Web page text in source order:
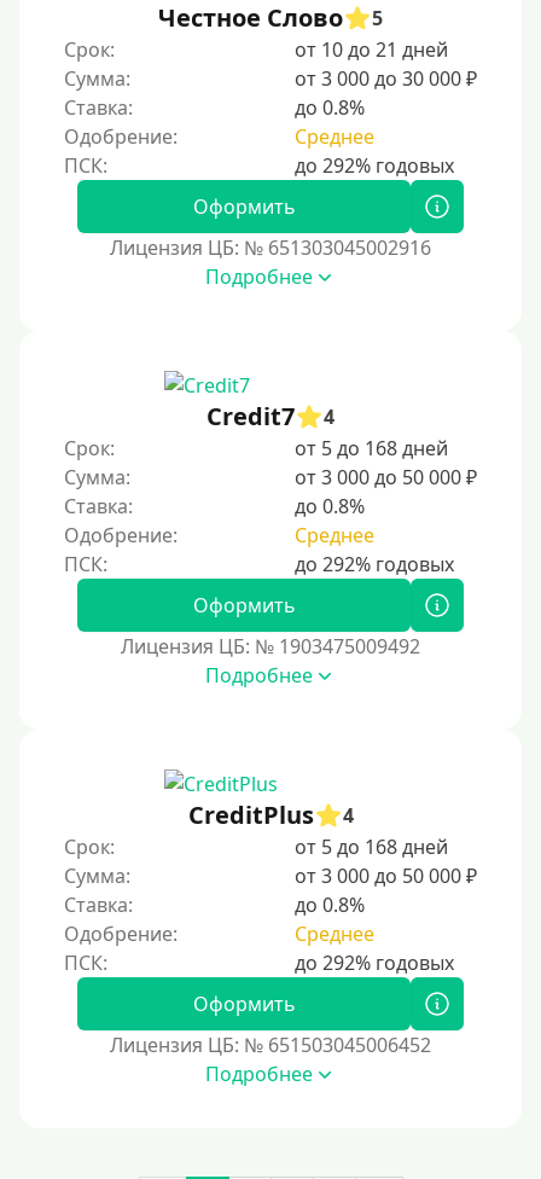
ВТБ
Виза (Visa)
Тинькофф
На карту Кукуруза
С помощью платформы Контакт (Contact)
С помощью системы быстрых платежей (СБП)
Способы получения
Без активации сервиса
Без участия банков
На сберкнижку
Без посещения офиса
В ломбарде
Роботы займов
Перевод средств на карту через Telegram
Бесплатное использование без списания средств с
карты.
Денежным переводом
Честное Слово
5
Срок:
от 10 до 21 дней
Сумма:
от 3 000 до 30 000 ₽
Ставка:
до 0.8%
Одобрение:
Среднее
Оформить
Лицензия ЦБ: № 651303045002916
Подробнее
Credit7
4
Срок:
от 5 до 168 дней
Сумма:
от 3 000 до 50 000 ₽
Ставка:
до 0.8%
Одобрение:
Среднее
Оформить
Лицензия ЦБ: № 1903475009492
Подробнее
CreditPlus
4
Срок:
от 5 до 168 дней
Сумма:
от 3 000 до 50 000 ₽
Ставка:
до 0.8%
Одобрение:
Среднее
Оформить
Лицензия ЦБ: № 651503045006452
Подробнее